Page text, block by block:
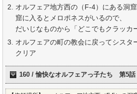
オルフェア地方西の（F-4）にある洞
窟に入るとメロポネスがいるので、
だいじなものから「どこでもクラッカ
オルフェアの町の教会に戻ってシスタ
クリア
160 / 愉快なオルフェアっ子たち 第5話